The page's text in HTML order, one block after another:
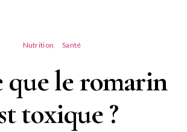
Nutrition Santé
que le romarin
toxique ?